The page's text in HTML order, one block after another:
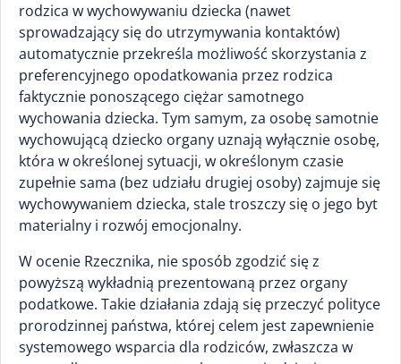
rodzica w wychowywaniu dziecka (nawet
sprowadzający się do utrzymywania kontaktów)
automatycznie przekreśla możliwość skorzystania z
preferencyjnego opodatkowania przez rodzica
faktycznie ponoszącego ciężar samotnego
wychowania dziecka. Tym samym, za osobę samotnie
wychowującą dziecko organy uznają wyłącznie osobę,
która w określonej sytuacji, w określonym czasie
zupełnie sama (bez udziału drugiej osoby) zajmuje się
wychowywaniem dziecka, stale troszczy się o jego byt
materialny i rozwój emocjonalny.
W ocenie Rzecznika, nie sposób zgodzić się z
powyższą wykładnią prezentowaną przez organy
podatkowe. Takie działania zdają się przeczyć polityce
prorodzinnej państwa, której celem jest zapewnienie
systemowego wsparcia dla rodziców, zwłaszcza w